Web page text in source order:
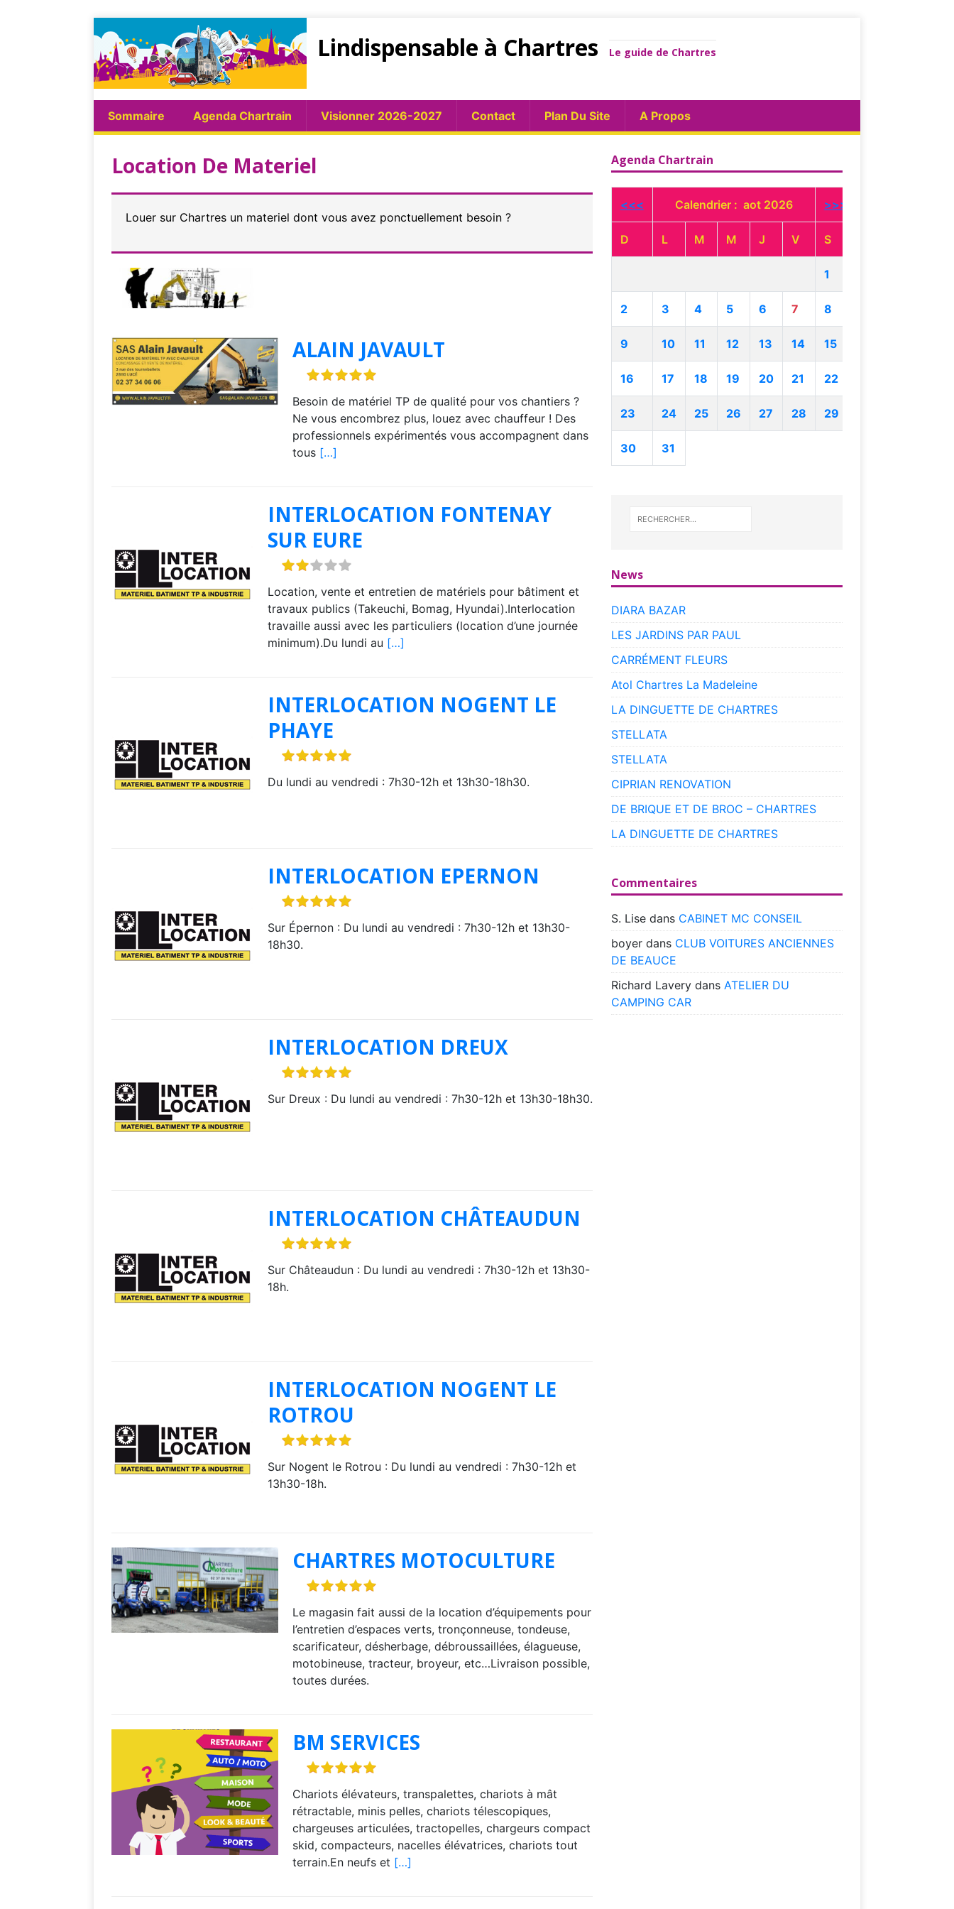
Lindispensable à Chartres Le guide de Chartres
Sommaire Agenda Chartrain Visionner 2026-2027 Contact Plan Du Site A Propos
Location De Materiel
Louer sur Chartres un materiel dont vous avez ponctuellement besoin ?
ALAIN JAVAULT
Besoin de matériel TP de qualité pour vos chantiers ?
Ne vous encombrez plus, louez avec chauffeur ! Des
professionnels expérimentés vous accompagnent dans
tous […]
INTERLOCATION FONTENAY
SUR EURE
Location, vente et entretien de matériels pour bâtiment et
travaux publics (Takeuchi, Bomag, Hyundai).Interlocation
travaille aussi avec les particuliers (location d’une journée
minimum).Du lundi au […]
INTERLOCATION NOGENT LE
PHAYE
Du lundi au vendredi : 7h30-12h et 13h30-18h30.
INTERLOCATION EPERNON
Sur Épernon : Du lundi au vendredi : 7h30-12h et 13h30-
18h30.
INTERLOCATION DREUX
Sur Dreux : Du lundi au vendredi : 7h30-12h et 13h30-18h30.
INTERLOCATION CHÂTEAUDUN
Sur Châteaudun : Du lundi au vendredi : 7h30-12h et 13h30-
18h.
INTERLOCATION NOGENT LE
ROTROU
Sur Nogent le Rotrou : Du lundi au vendredi : 7h30-12h et
13h30-18h.
CHARTRES MOTOCULTURE
Le magasin fait aussi de la location d’équipements pour
l’entretien d’espaces verts, tronçonneuse, tondeuse,
scarificateur, désherbage, débroussaillées, élagueuse,
motobineuse, tracteur, broyeur, etc…Livraison possible,
toutes durées.
BM SERVICES
Chariots élévateurs, transpalettes, chariots à mât
rétractable, minis pelles, chariots télescopiques,
chargeuses articulées, tractopelles, chargeurs compact
skid, compacteurs, nacelles élévatrices, chariots tout
terrain.En neufs et […]
Agenda Chartrain
<<< Calendrier : aot 2026 >>>
D L M M J V S
1
2 3 4 5 6 7 8
9 10 11 12 13 14 15
16 17 18 19 20 21 22
23 24 25 26 27 28 29
30 31
News
DIARA BAZAR
LES JARDINS PAR PAUL
CARRÉMENT FLEURS
Atol Chartres La Madeleine
LA DINGUETTE DE CHARTRES
STELLATA
STELLATA
CIPRIAN RENOVATION
DE BRIQUE ET DE BROC – CHARTRES
LA DINGUETTE DE CHARTRES
Commentaires
S. Lisedans CABINET MC CONSEIL
boyerdans CLUB VOITURES ANCIENNES
DE BEAUCE
Richard Laverydans ATELIER DU
CAMPING CAR